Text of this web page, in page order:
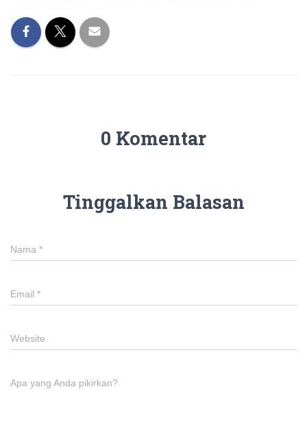
0 Komentar
Tinggalkan Balasan
Nama *
Email *
Website
Apa yang Anda pikirkan?